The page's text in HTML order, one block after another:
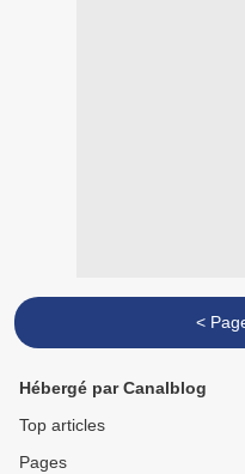
<
Hébergé par Canalblog
Top articles
Pages